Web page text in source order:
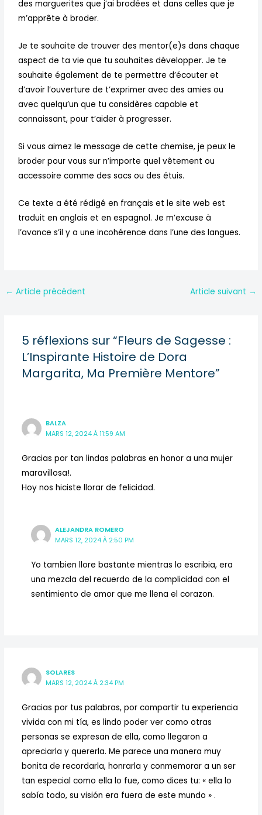
des marguerites que j’ai brodées et dans celles que je
m’apprête à broder.
Je te souhaite de trouver des mentor(e)s dans chaque
aspect de ta vie que tu souhaites développer. Je te
souhaite également de te permettre d’écouter et
d’avoir l’ouverture de t’exprimer avec des amies ou
avec quelqu’un que tu considères capable et
connaissant, pour t’aider à progresser.
Si vous aimez le message de cette chemise, je peux le
broder pour vous sur n’importe quel vêtement ou
accessoire comme des sacs ou des étuis.
Ce texte a été rédigé en français et le site web est
traduit en anglais et en espagnol. Je m’excuse à
l’avance s’il y a une incohérence dans l’une des langues.
← Article précédent Article suivant →
5 réflexions sur “Fleurs de Sagesse :
L’Inspirante Histoire de Dora
Margarita, Ma Première Mentore”
BALZA
MARS 12, 2024 À 11:59 AM
Gracias por tan lindas palabras en honor a una mujer
maravillosa!.
Hoy nos hiciste llorar de felicidad.
ALEJANDRA ROMERO
MARS 12, 2024 À 2:50 PM
Yo tambien llore bastante mientras lo escribia, era
una mezcla del recuerdo de la complicidad con el
sentimiento de amor que me llena el corazon.
SOLARES
MARS 12, 2024 À 2:34 PM
Gracias por tus palabras, por compartir tu experiencia
vivida con mi tía, es lindo poder ver como otras
personas se expresan de ella, como llegaron a
apreciarla y quererla. Me parece una manera muy
bonita de recordarla, honrarla y conmemorar a un ser
tan especial como ella lo fue, como dices tu: « ella lo
sabía todo, su visión era fuera de este mundo » .